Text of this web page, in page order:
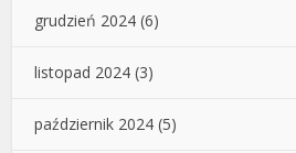
grudzień 2024 (6)
listopad 2024 (3)
październik 2024 (5)